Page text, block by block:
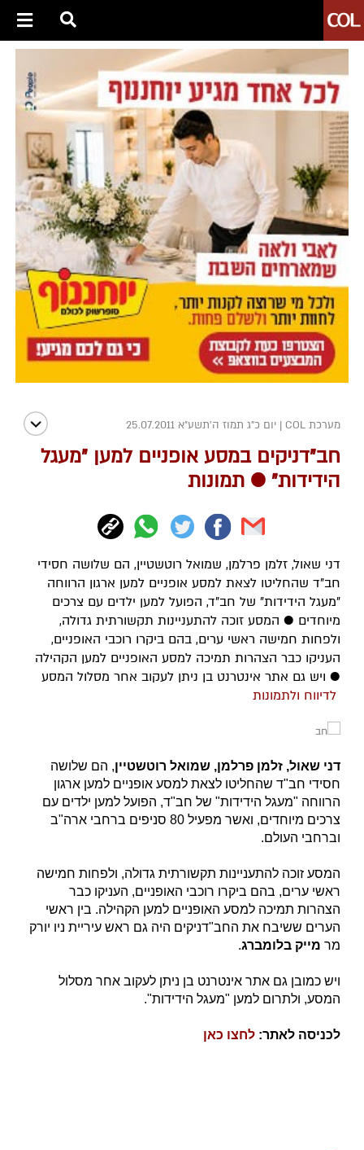
מערכת COL | יום כ"ג תמוז ה׳תשע״א 25.07.2011
חב"דניקים במסע אופניים למען "מעגל
הידידות" ● תמונות
דני שאול, זלמן פרלמן, שמואל רוטשטיין, הם שלושה חסידי
חב"ד שהחליטו לצאת למסע אופניים למען ארגון הרווחה
"מעגל הידידות" של חב"ד, הפועל למען ילדים עם צרכים
מיוחדים ● המסע זוכה להתעניינות תקשורתית גדולה,
ולפחות חמישה ראשי ערים, בהם ביקרו רוכבי האופניים,
העניקו כבר הצהרות תמיכה למסע האופניים למען הקהילה
● ויש גם אתר אינטרנט בן ניתן לעקוב אחר מסלול המסע
לדיווח ולתמונות
דני שאול, זלמן פרלמן, שמואל רוטשטיין, הם שלושה
חסידי חב"ד שהחליטו לצאת למסע אופניים למען ארגון
הרווחה "מעגל הידידות" של חב"ד, הפועל למען ילדים עם
צרכים מיוחדים, ואשר מפעיל 80 סניפים ברחבי ארה"ב
וברחבי העולם.
המסע זוכה להתעניינות תקשורתית גדולה, ולפחות חמישה
ראשי ערים, בהם ביקרו רוכבי האופניים, העניקו כבר
הצהרות תמיכה למסע האופניים למען הקהילה. בין ראשי
הערים ששיבח את החב"דניקים היה גם ראש עיריית ניו יורק
מר מייק בלומברג.
ויש כמובן גם אתר אינטרנט בן ניתן לעקוב אחר מסלול
המסע, ולתרום למען "מעגל הידידות".
לכניסה לאתר: לחצו כאן